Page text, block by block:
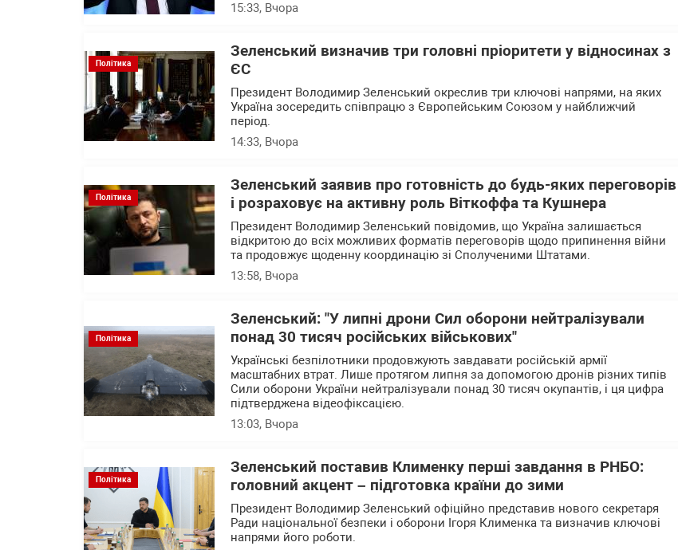
15:33, Вчора
Політика
Зеленський визначив три головні пріоритети у відносинах з
ЄС
Президент Володимир Зеленський окреслив три ключові напрями, на яких
Україна зосередить співпрацю з Європейським Союзом у найближчий
період.
14:33, Вчора
Політика
Зеленський заявив про готовність до будь-яких переговорів
і розраховує на активну роль Віткоффа та Кушнера
Президент Володимир Зеленський повідомив, що Україна залишається
відкритою до всіх можливих форматів переговорів щодо припинення війни
та продовжує щоденну координацію зі Сполученими Штатами.
13:58, Вчора
Політика
Зеленський: "У липні дрони Сил оборони нейтралізували
понад 30 тисяч російських військових"
Українські безпілотники продовжують завдавати російській армії
масштабних втрат. Лише протягом липня за допомогою дронів різних типів
Сили оборони України нейтралізували понад 30 тисяч окупантів, і ця цифра
підтверджена відеофіксацією.
13:03, Вчора
Політика
Зеленський поставив Клименку перші завдання в РНБО:
головний акцент – підготовка країни до зими
Президент Володимир Зеленський офіційно представив нового секретаря
Ради національної безпеки і оборони Ігоря Клименка та визначив ключові
напрями його роботи.